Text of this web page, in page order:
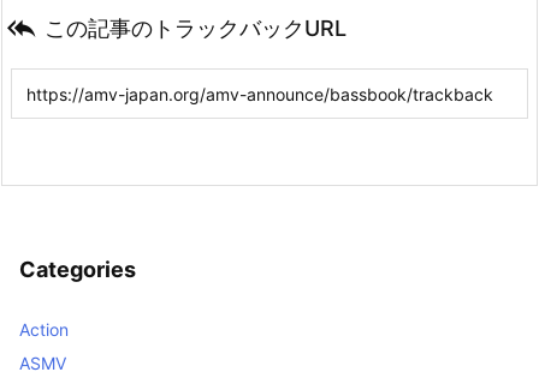
 この記事のトラックバックURL
Categories
Action
ASMV